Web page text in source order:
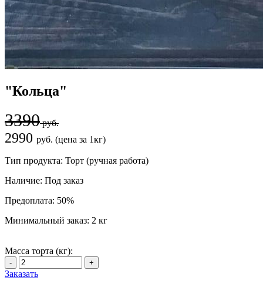
"Кольца"
3390руб.
2990 руб. (цена за 1кг)
Тип продукта: Торт (ручная работа)
Наличие: Под заказ
Предоплата: 50%
Минимальный заказ: 2 кг
Масса торта (кг):
Заказать